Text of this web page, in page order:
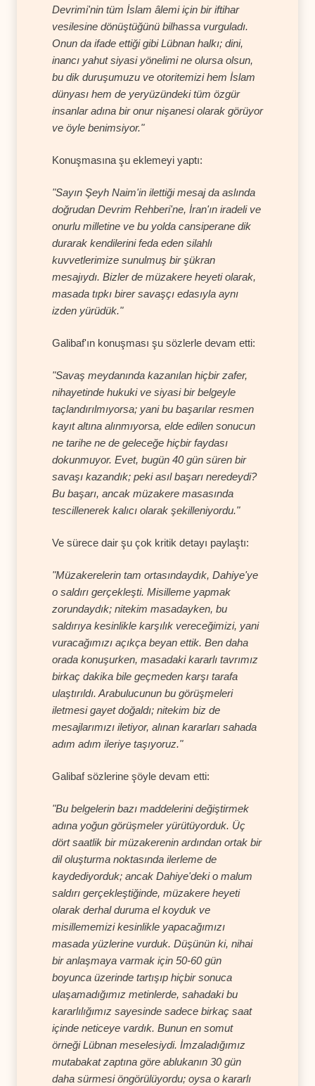
Devrimi'nin tüm İslam âlemi için bir iftihar
vesilesine dönüştüğünü bilhassa vurguladı.
Onun da ifade ettiği gibi Lübnan halkı; dini,
inancı yahut siyasi yönelimi ne olursa olsun,
bu dik duruşumuzu ve otoritemizi hem İslam
dünyası hem de yeryüzündeki tüm özgür
insanlar adına bir onur nişanesi olarak görüyor
ve öyle benimsiyor."
Konuşmasına şu eklemeyi yaptı:
"Sayın Şeyh Naim'in ilettiği mesaj da aslında
doğrudan Devrim Rehberi'ne, İran'ın iradeli ve
onurlu milletine ve bu yolda cansiperane dik
durarak kendilerini feda eden silahlı
kuvvetlerimize sunulmuş bir şükran
mesajıydı. Bizler de müzakere heyeti olarak,
masada tıpkı birer savaşçı edasıyla aynı
izden yürüdük."
Galibaf'ın konuşması şu sözlerle devam etti:
"Savaş meydanında kazanılan hiçbir zafer,
nihayetinde hukuki ve siyasi bir belgeyle
taçlandırılmıyorsa; yani bu başarılar resmen
kayıt altına alınmıyorsa, elde edilen sonucun
ne tarihe ne de geleceğe hiçbir faydası
dokunmuyor. Evet, bugün 40 gün süren bir
savaşı kazandık; peki asıl başarı neredeydi?
Bu başarı, ancak müzakere masasında
tescillenerek kalıcı olarak şekilleniyordu."
Ve sürece dair şu çok kritik detayı paylaştı:
"Müzakerelerin tam ortasındaydık, Dahiye'ye
o saldırı gerçekleşti. Misilleme yapmak
zorundaydık; nitekim masadayken, bu
saldırıya kesinlikle karşılık vereceğimizi, yani
vuracağımızı açıkça beyan ettik. Ben daha
orada konuşurken, masadaki kararlı tavrımız
birkaç dakika bile geçmeden karşı tarafa
ulaştırıldı. Arabulucunun bu görüşmeleri
iletmesi gayet doğaldı; nitekim biz de
mesajlarımızı iletiyor, alınan kararları sahada
adım adım ileriye taşıyoruz."
Galibaf sözlerine şöyle devam etti:
"Bu belgelerin bazı maddelerini değiştirmek
adına yoğun görüşmeler yürütüyorduk. Üç
dört saatlik bir müzakerenin ardından ortak bir
dil oluşturma noktasında ilerleme de
kaydediyorduk; ancak Dahiye'deki o malum
saldırı gerçekleştiğinde, müzakere heyeti
olarak derhal duruma el koyduk ve
misillememizi kesinlikle yapacağımızı
masada yüzlerine vurduk. Düşünün ki, nihai
bir anlaşmaya varmak için 50-60 gün
boyunca üzerinde tartışıp hiçbir sonuca
ulaşamadığımız metinlerde, sahadaki bu
kararlılığımız sayesinde sadece birkaç saat
içinde neticeye vardık. Bunun en somut
örneği Lübnan meselesiydi. İmzaladığımız
mutabakat zaptına göre ablukanın 30 gün
daha sürmesi öngörülüyordu; oysa o kararlı